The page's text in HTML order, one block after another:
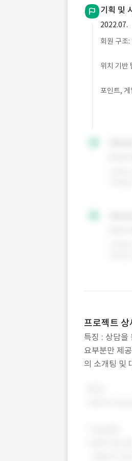
기획 및
2022.07.
회원 구조
위치 기반
포인트,
프로젝트 상
특징 : 상담을
요부분만 제
의 소개팅 및